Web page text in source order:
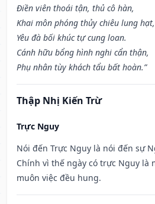
Điền viên thoái tận, thủ cô hàn,
Khai môn phóng thủy chiêu lung hạt,
Yêu đà bối khúc tự cung loan.
Cánh hữu bổng hình nghi cẩn thận,
Phụ nhân tùy khách tẩu bất hoàn.”
Thập Nhị Kiến Trừ
Trực Nguy
Nói đến Trực Nguy là nói đến sự
Chính vì thế ngày có trực Nguy là
muôn việc đều hung.